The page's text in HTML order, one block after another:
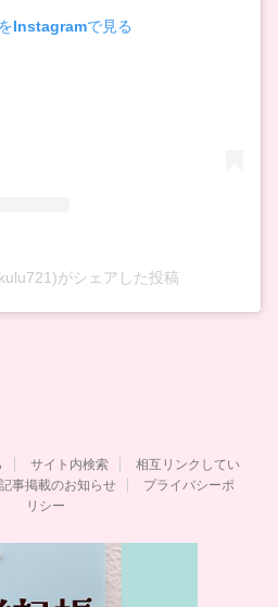
Instagramで見る
がシェアした投稿
サイト内検索
相互リンクしてい
記事掲載のお知らせ
プライバシーポ
リシー